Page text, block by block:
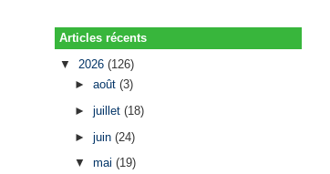
Articles récents
▼ 2026(126)
► août (3)
► juillet (18)
► juin (24)
▼ mai (19)